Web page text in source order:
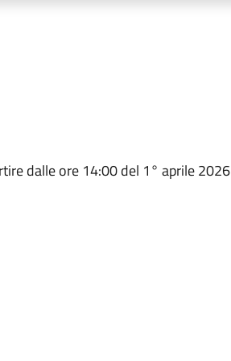
dalle ore 14:00 del 1° aprile 2026